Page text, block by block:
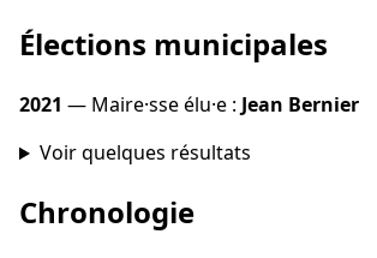
Élections municipales
2021 — Maire·sse élu·e : Jean Bernier
Voir quelques résultats
Chronologie